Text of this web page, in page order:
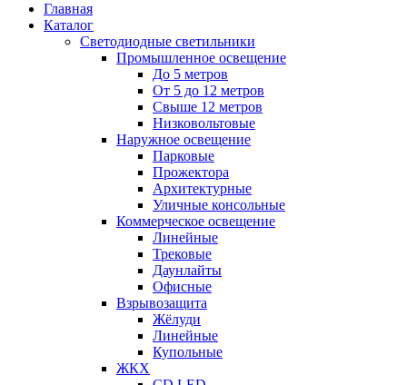
Главная
Каталог
Светодиодные светильники
Промышленное освещение
До 5 метров
От 5 до 12 метров
Свыше 12 метров
Низковольтовые
Наружное освещение
Парковые
Прожектора
Архитектурные
Уличные консольные
Коммерческое освещение
Линейные
Трековые
Даунлайты
Офисные
Взрывозащита
Жёлуди
Линейные
Купольные
ЖКХ